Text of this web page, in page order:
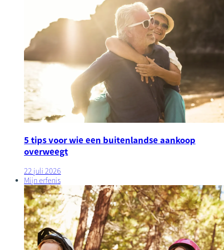
5 tips voor wie een buitenlandse aankoop
overweegt
22 juli 2026
Mijn erfenis